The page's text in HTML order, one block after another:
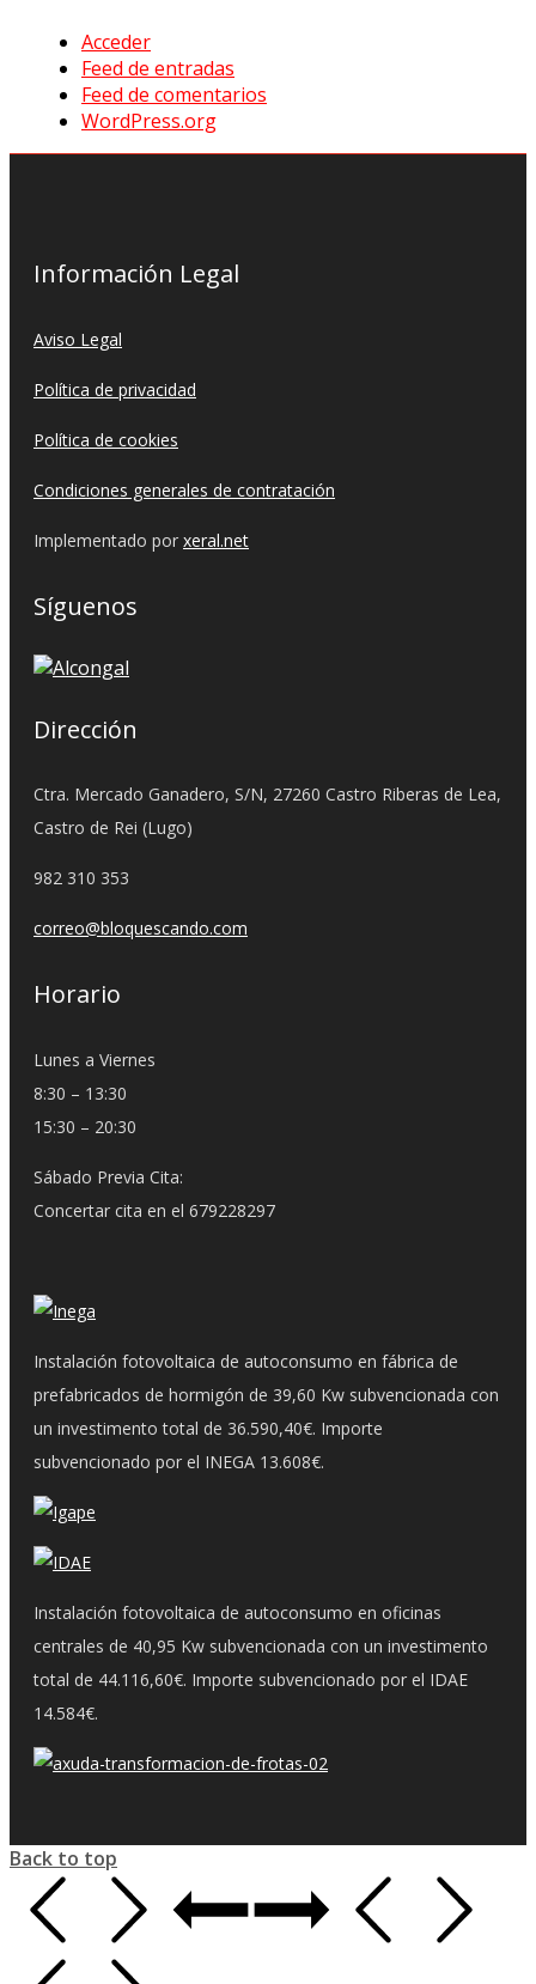
Acceder
Feed de entradas
Feed de comentarios
WordPress.org
Información Legal
Aviso Legal
Política de privacidad
Política de cookies
Condiciones generales de contratación
Implementado por xeral.net
Síguenos
Dirección
Ctra. Mercado Ganadero, S/N, 27260 Castro Riberas de Lea,
Castro de Rei (Lugo)
982 310 353
correo@bloquescando.com
Horario
Lunes a Viernes
8:30 – 13:30
15:30 – 20:30
Sábado Previa Cita:
Concertar cita en el 679228297
Instalación fotovoltaica de autoconsumo en fábrica de
prefabricados de hormigón de 39,60 Kw subvencionada con
un investimento total de 36.590,40€. Importe
subvencionado por el INEGA 13.608€.
Instalación fotovoltaica de autoconsumo en oficinas
centrales de 40,95 Kw subvencionada con un investimento
total de 44.116,60€. Importe subvencionado por el IDAE
14.584€.
Back to top